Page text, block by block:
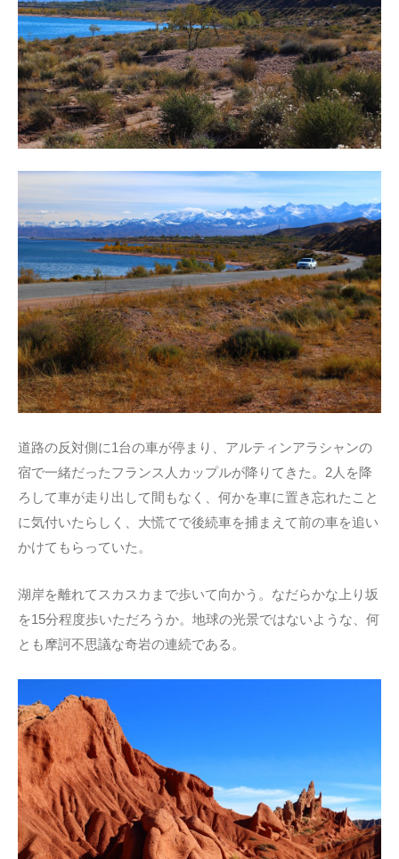
道路の反対側に1台の車が停まり、アルティンアラシャンの
宿で一緒だったフランス人カップルが降りてきた。2人を降
ろして車が走り出して間もなく、何かを車に置き忘れたこと
に気付いたらしく、大慌てで後続車を捕まえて前の車を追い
かけてもらっていた。
湖岸を離れてスカスカまで歩いて向かう。なだらかな上り坂
を15分程度歩いただろうか。地球の光景ではないような、何
とも摩訶不思議な奇岩の連続である。